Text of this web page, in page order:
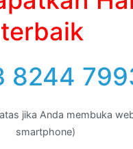
terbaik
8244
jika Anda membuka
smartphone)